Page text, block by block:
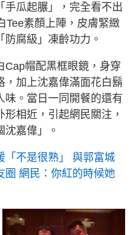
手瓜起𦟌」，完全看不出
Tee素顏上陣，皮膚緊緻
腐級」凍齡功力。
Cap帽配黑框眼鏡，身穿
，加上沈嘉偉滿面花白鬍
味。當日一同開餐的還有
相近，引起網民關注，
嘉偉」。
「不是很熟」 與郭富城
圈 網民：你紅的時候她